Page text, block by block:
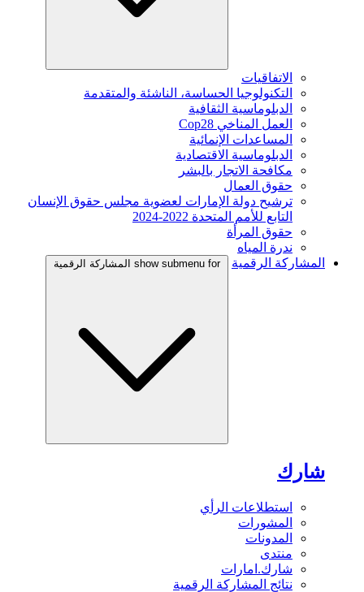
الاتفاقيات
التكنولوجيا الحساسة، الناشئة والمتقدمة
الدبلوماسية الثقافية
العمل المناخي Cop28
المساعدات الإنمائية
الدبلوماسية الاقتصادية
مكافحة الاتجار بالبشر
حقوق العمال
ترشيح دولة الإمارات لعضوية مجلس حقوق الإنسان
التابع للأمم المتحدة 2022-2024
حقوق المرأة
ندرة المياه
المشاركة الرقمية
show submenu for المشاركة الرقمية
شارك
استطلاعات الرأي
المشورات
المدونات
منتدى
شارك.امارات
نتائج المشاركة الرقمية